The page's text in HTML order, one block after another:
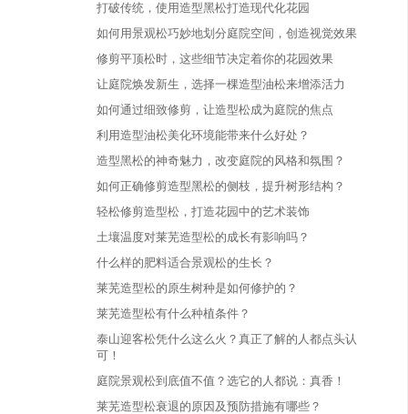
打破传统，使用造型黑松打造现代化花园
如何用景观松巧妙地划分庭院空间，创造视觉效果
修剪平顶松时，这些细节决定着你的花园效果
让庭院焕发新生，选择一棵造型油松来增添活力
如何通过细致修剪，让造型松成为庭院的焦点
利用造型油松美化环境能带来什么好处？
造型黑松的神奇魅力，改变庭院的风格和氛围？
如何正确修剪造型黑松的侧枝，提升树形结构？
轻松修剪造型松，打造花园中的艺术装饰
土壤温度对莱芜造型松的成长有影响吗？
什么样的肥料适合景观松的生长？
莱芜造型松的原生树种是如何修护的？
莱芜造型松有什么种植条件？
泰山迎客松凭什么这么火？真正了解的人都点头认
可！
庭院景观松到底值不值？选它的人都说：真香！
莱芜造型松衰退的原因及预防措施有哪些？